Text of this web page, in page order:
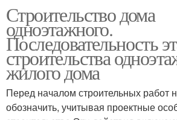
Строительство дома
одноэтажного.
Последовательность
строительства
жилого дома
Перед началом строительных работ
обозначить, учитывая проектные